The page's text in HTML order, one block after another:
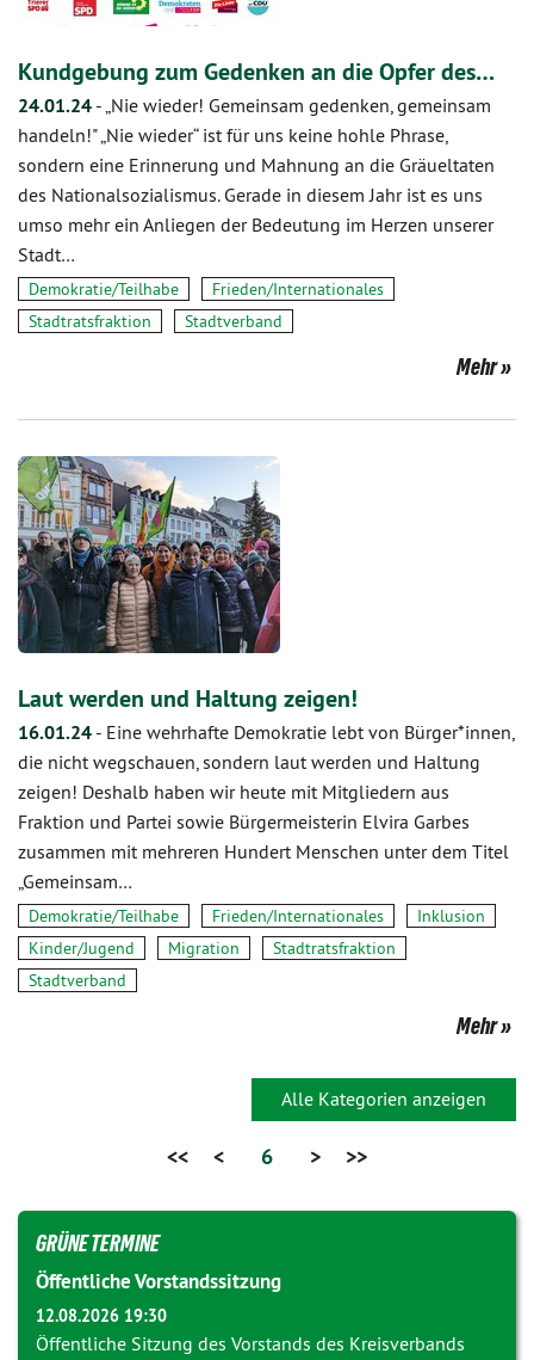
Kundgebung zum Gedenken an die Opfer des…
24.01.24 -„Nie wieder! Gemeinsam gedenken, gemeinsam
handeln!" „Nie wieder“ ist für uns keine hohle Phrase,
sondern eine Erinnerung und Mahnung an die Gräueltaten
des Nationalsozialismus. Gerade in diesem Jahr ist es uns
umso mehr ein Anliegen der Bedeutung im Herzen unserer
Stadt…
Demokratie/Teilhabe
Frieden/Internationales
Stadtratsfraktion
Stadtverband
Mehr
Laut werden und Haltung zeigen!
16.01.24 - Eine wehrhafte Demokratie lebt von Bürger*innen,
die nicht wegschauen, sondern laut werden und Haltung
zeigen! Deshalb haben wir heute mit Mitgliedern aus
Fraktion und Partei sowie Bürgermeisterin Elvira Garbes
zusammen mit mehreren Hundert Menschen unter dem Titel
„Gemeinsam…
Demokratie/Teilhabe Frieden/Internationales
Inklusion
Kinder/Jugend
Migration
Stadtratsfraktion
Stadtverband
Mehr
Alle Kategorien anzeigen
<< < 6 > >>
GRÜNE TERMINE
Öffentliche Vorstandssitzung
12.08.2026 19:30
Öffentliche Sitzung des Vorstands des Kreisverbands